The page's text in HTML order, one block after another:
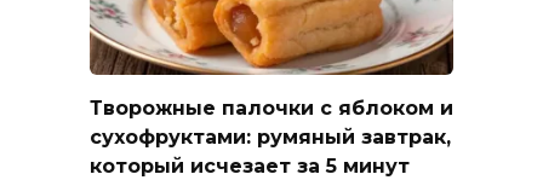
Творожные палочки с яблоком и
сухофруктами: румяный завтрак,
который исчезает за 5 минут